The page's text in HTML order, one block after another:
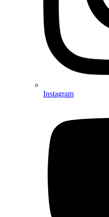
Instagram